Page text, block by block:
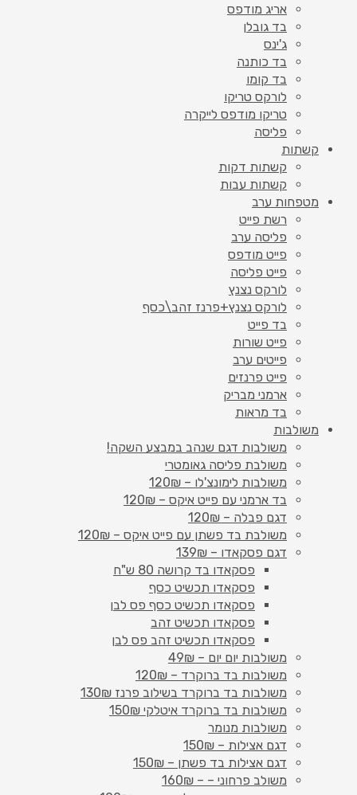
אריג מודפס
בד גובלן
ג'ינס
בד כותנה
בד קומו
לורקס טריקו
טריקו מודפס לייקרה
פליסה
קשתות
קשתות דקות
קשתות עבות
מטפחות ערב
רשת פייט
פליסה ערב
פייט מודפס
פייט פליסה
לורקס נצנץ
לורקס נצנץ+פרנז זהב\כסף
בד פייט
פייט שורות
פייטים ערב
פייט פרנזים
ארמני מבריק
בד מראות
משולבות
משולבות דגם שנהב במבצע השקה!
משולבת פליסה גאומטרי
משולבות לימונצ'לו – 120₪
בד ארמני עם פייט איקס – 120₪
דגם פבלה – 120₪
משולבת בד פשתן עם פייט איקס – 120₪
דגם פסקאדו – 139₪
פסקאדו בד קרושה 80 ש"ח
פסקאדו תכשיט כסף
פסקאדו תכשיט כסף פס לבן
פסקאדו תכשיט זהב
פסקאדו תכשיט זהב פס לבן
משולבות יום יום – 49₪
משולבות בד ברוקרד – 120₪
משולבות בד ברוקרד בשילוב פרנז 130₪
משולבות בד ברוקרד איטלקי 150₪
משולבות מנומר
דגם אצילות – 150₪
דגם אצילות בד פשתן – 150₪
משולב פרחוני – – 160₪